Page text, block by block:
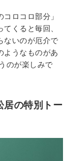
ロコロ部分」
くると毎回、
ないのが厄介で
ようなものがあ
のが楽しみで
の特別トー